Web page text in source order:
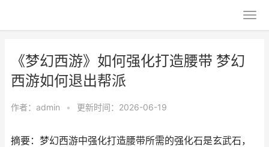
《梦幻西游》如何强化打造腰带 梦幻
西游如何退出帮派
作者： admin • 更新时间：2026-06-19
摘要：梦幻西游中强化打造腰带所需的强化石是玄武石，